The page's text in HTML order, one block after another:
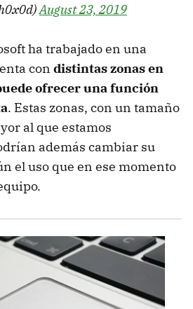
August 23, 2019
ha trabajado en una
con distintas zonas en
ofrecer una función
. Estas zonas, con un tamaño
al que estamos
además cambiar su
el uso que en ese momento